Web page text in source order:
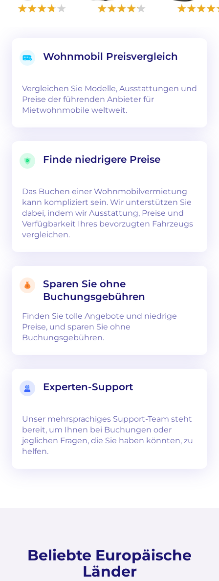
Wohnmobil Preisvergleich
Vergleichen Sie Modelle, Ausstattungen und
Preise der führenden Anbieter für
Mietwohnmobile weltweit.
Finde niedrigere Preise
Das Buchen einer Wohnmobilvermietung
kann kompliziert sein. Wir unterstützen Sie
dabei, indem wir Ausstattung, Preise und
Verfügbarkeit Ihres bevorzugten Fahrzeugs
vergleichen.
Sparen Sie ohne
Buchungsgebühren
Finden Sie tolle Angebote und niedrige
Preise, und sparen Sie ohne
Buchungsgebühren.
Experten-Support
Unser mehrsprachiges Support-Team steht
bereit, um Ihnen bei Buchungen oder
jeglichen Fragen, die Sie haben könnten, zu
helfen.
Beliebte Europäische
Länder